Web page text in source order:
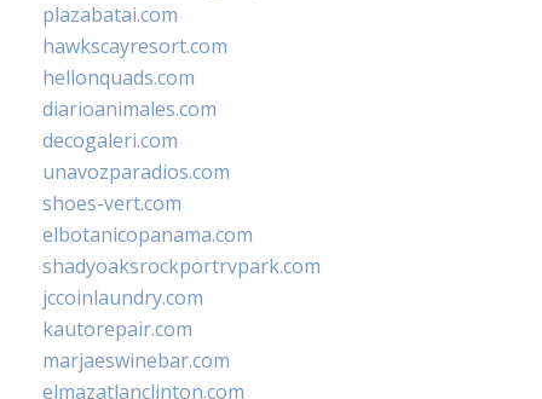
plazabatai.com
hawkscayresort.com
hellonquads.com
diarioanimales.com
decogaleri.com
unavozparadios.com
shoes-vert.com
elbotanicopanama.com
shadyoaksrockportrvpark.com
jccoinlaundry.com
kautorepair.com
marjaeswinebar.com
elmazatlanclinton.com